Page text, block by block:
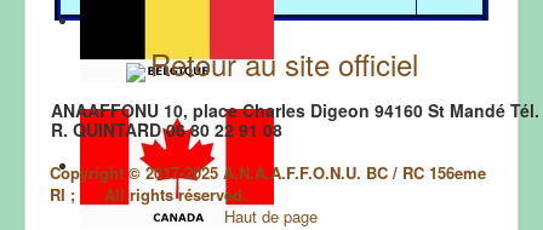
Retour au site officiel
ANAAFFONU 10, place Charles Digeon 94160 St Mandé
R. QUINTARD 06 80 22 91 08
Copyright © 2017-2025 A.N.A.A.F.F.O.N.U. BC / RC 156eme
RI ; All rights réserved.
Haut de page